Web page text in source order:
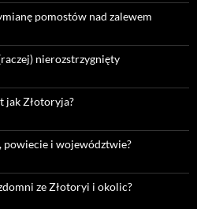
pomostów nad zalewem
nierozstrzygnięty
jak Złotoryja?
powiecie i województwie?
ze Złotoryi i okolic?